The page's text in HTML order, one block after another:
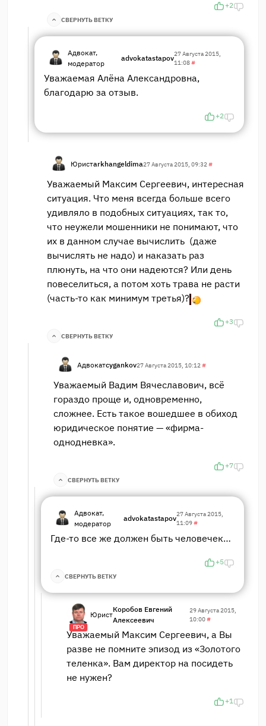
+2
СВЕРНУТЬ ВЕТКУ
Адвокат,
модератор
advokatastapov27 Августа 2015,
11:08#
Уважаемая Алёна Александровна,
благодарю за отзыв.
+2
Юристarkhangeldima27 Августа 2015, 09:32#
Уважаемый Максим Сергеевич, интересная
ситуация. Что меня всегда больше всего
удивляло в подобных ситуациях, так то,
что неужели мошенники не понимают, что
их в данном случае вычислить (даже
вычислять не надо) и наказать раз
плюнуть, на что они надеются? Или день
повеселиться, а потом хоть трава не расти
(часть-то как минимум третья)?
+3
СВЕРНУТЬ ВЕТКУ
Адвокатcygankov27 Августа 2015, 10:12#
Уважаемый Вадим Вячеславович, всё
гораздо проще и, одновременно,
сложнее. Есть такое вошедшее в обиход
юридическое понятие — «фирма-
однодневка».
+7
СВЕРНУТЬ ВЕТКУ
Адвокат,
модератор
advokatastapov27 Августа 2015,
11:09#
Где-то все же должен быть человечек…
+5
СВЕРНУТЬ ВЕТКУ
ПРО
Юрист
Коробов Евгений
Алексеевич
29 Августа 2015,
10:00#
Уважаемый Максим Сергеевич, а Вы
разве не помните эпизод из «Золотого
теленка». Вам директор на посидеть
не нужен?
+1